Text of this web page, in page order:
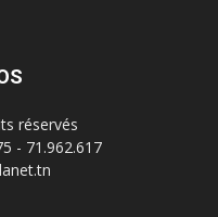
réservés
- 71.962.617